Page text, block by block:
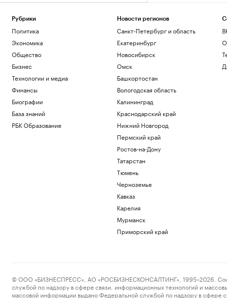
Рубрики
Политика
Экономика
Общество
Бизнес
Технологии и медиа
Финансы
Биографии
База знаний
РБК Образование
Новости регионов
Санкт-Петербург и область
Екатеринбург
Новосибирск
Омск
Башкортостан
Вологодская область
Калининград
Краснодарский край
Нижний Новгород
Пермский край
Ростов-на-Дону
Татарстан
Тюмень
Черноземье
Кавказ
Карелия
Мурманск
Приморский край
© ООО «БИЗНЕСПРЕСС», АО «РОСБИЗНЕСКОНСАЛТИНГ», 1995–2026.
службой по надзору в сфере связи, информационных технологий и
массовой информации выдано Федеральной службой по надзору в